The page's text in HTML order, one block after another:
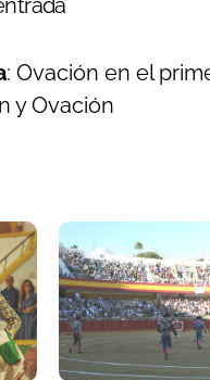
: Ovación en el
y Ovación